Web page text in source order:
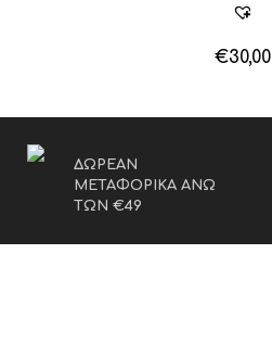
€30,00
ΔΩΡΕΑΝ
ΜΕΤΑΦΟΡΙΚΑ ΑΝΩ
ΤΩΝ €49